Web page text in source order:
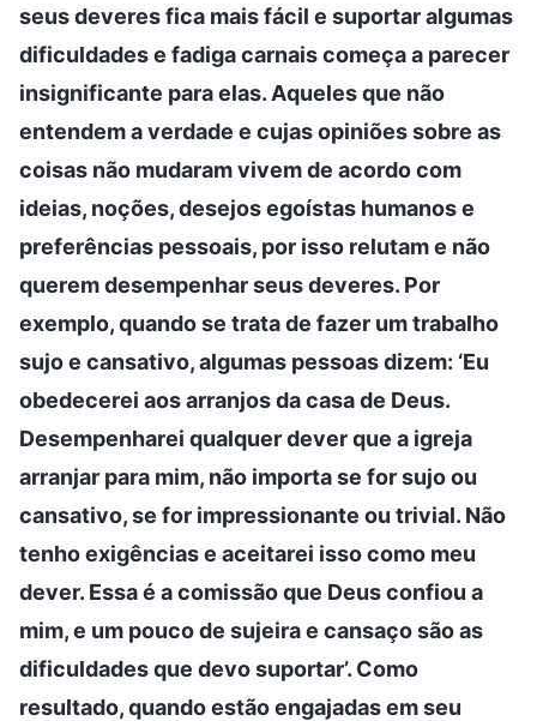
seus deveres fica mais fácil e suportar algumas
dificuldades e fadiga carnais começa a parecer
insignificante para elas. Aqueles que não
entendem a verdade e cujas opiniões sobre as
coisas não mudaram vivem de acordo com
ideias, noções, desejos egoístas humanos e
preferências pessoais, por isso relutam e não
querem desempenhar seus deveres. Por
exemplo, quando se trata de fazer um trabalho
sujo e cansativo, algumas pessoas dizem: ‘Eu
obedecerei aos arranjos da casa de Deus.
Desempenharei qualquer dever que a igreja
arranjar para mim, não importa se for sujo ou
cansativo, se for impressionante ou trivial. Não
tenho exigências e aceitarei isso como meu
dever. Essa é a comissão que Deus confiou a
mim, e um pouco de sujeira e cansaço são as
dificuldades que devo suportar’. Como
resultado, quando estão engajadas em seu